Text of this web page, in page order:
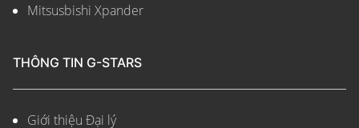
Mitsusbishi Xpander
THÔNG TIN G-STARS
Giới thiệu Đại lý